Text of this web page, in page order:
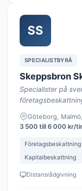
SS
SPECIALISTBYRÅ
Skeppsbron
Specialister på
Göteborg,
3 500 till 6 000 kr/
Företagsbeskattning
Kapitalbeskattning
Distansrådgivning